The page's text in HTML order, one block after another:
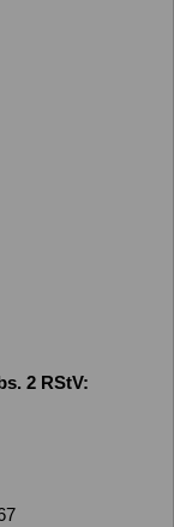
2 RStV: